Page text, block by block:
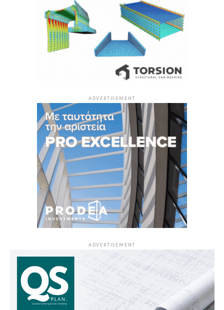
ADVERTISEMENT
ADVERTISEMENT